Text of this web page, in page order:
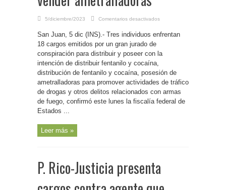
5/diciembre/2023 Comentarios desactivados
Arrestan
personas
acusadas
para
distribuir
fentanilo
y
cocaína
y
San Juan, 5 dic (INS).- Tres individuos enfrentan
18 cargos emitidos por un gran jurado de
conspiración para distribuir y poseer con la
intención de distribuir fentanilo y cocaína,
distribución de fentanilo y cocaína, posesión de
ametralladoras para promover actividades de tráfico
de drogas y otros delitos relacionados con armas
de fuego, confirmó este lunes la fiscalía federal de
Estados ...
Leer más »
P. Rico-Justicia presenta